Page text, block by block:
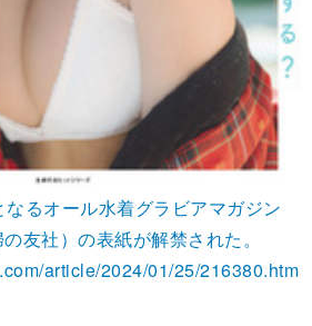
るオール水着グラビアマガジン
友社）の表紙が解禁された。
article/2024/01/25/216380.htm